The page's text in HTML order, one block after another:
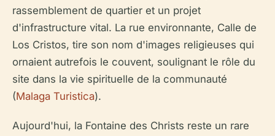
rassemblement de quartier et un projet
d'infrastructure vital. La rue environnante, Calle de
Los Cristos, tire son nom d'images religieuses qui
ornaient autrefois le couvent, soulignant le rôle du
site dans la vie spirituelle de la communauté
(Malaga Turistica).
Aujourd'hui, la Fontaine des Christs reste un rare